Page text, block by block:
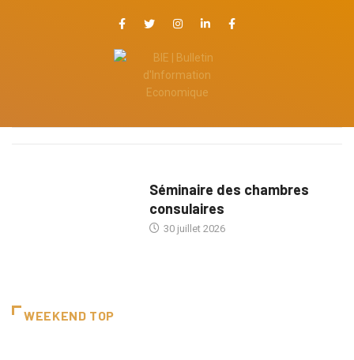
Séminaire des chambres
consulaires
30 juillet 2026
WEEKEND TOP